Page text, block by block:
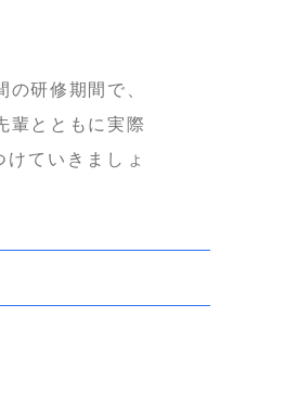
研修期間で、
輩とともに実際
ていきましょ